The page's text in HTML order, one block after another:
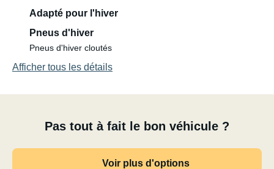
Adapté pour l'hiver
Pneus d'hiver
Pneus d'hiver cloutés
Afficher tous les détails
Pas tout à fait le bon véhicule ?
Voir plus d'options